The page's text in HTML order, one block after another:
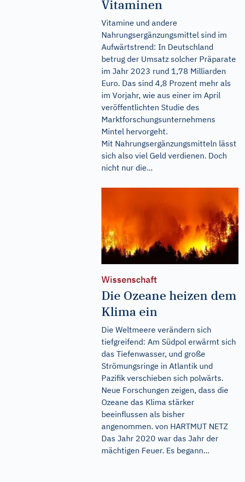
Vitaminen
Vitamine und andere
Nahrungsergänzungsmittel sind im
Aufwärtstrend: In Deutschland
betrug der Umsatz solcher Präparate
im Jahr 2023 rund 1,78 Milliarden
Euro. Das sind 4,8 Prozent mehr als
im Vorjahr, wie aus einer im April
veröffentlichten Studie des
Marktforschungsunternehmens
Mintel hervorgeht.
Mit Nahrungsergänzungsmitteln lässt
sich also viel Geld verdienen. Doch
nicht nur die...
Wissenschaft
Die Ozeane heizen dem
Klima ein
Die Weltmeere verändern sich
tiefgreifend: Am Südpol erwärmt sich
das Tiefenwasser, und große
Strömungsringe in Atlantik und
Pazifik verschieben sich polwärts.
Neue Forschungen zeigen, dass die
Ozeane das Klima stärker
beeinflussen als bisher
angenommen. von HARTMUT NETZ
Das Jahr 2020 war das Jahr der
mächtigen Feuer. Es begann...